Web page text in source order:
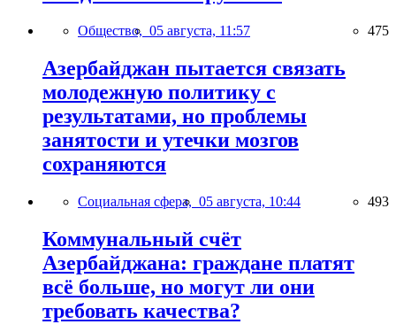
Общество, 05 августа, 11:57 475
Азербайджан пытается связать
молодежную политику с
результатами, но проблемы
занятости и утечки мозгов
сохраняются
Социальная сфера, 05 августа, 10:44 493
Коммунальный счёт
Азербайджана: граждане платят
всё больше, но могут ли они
требовать качества?